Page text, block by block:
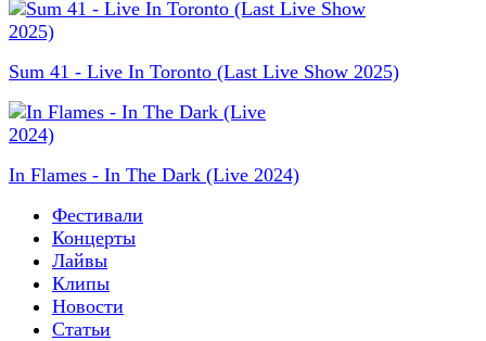
Sum 41 - Live In Toronto (Last Live Show 2025)
In Flames - In The Dark (Live 2024)
Фестивали
Концерты
Лайвы
Клипы
Новости
Статьи